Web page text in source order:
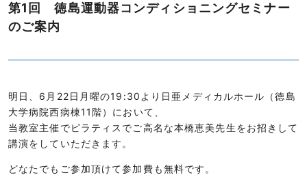
る第1回 徳島運動器コンディショニングセミナー
のご案内
明日、6月22日月曜の19:30より日亜メディカルホール（徳島
大学病院西病棟11階）において、
当教室主催でピラティスでご高名な本橋恵美先生をお招きして
講演をしていただきます。
どなたでもご参加頂けて参加費も無料です。